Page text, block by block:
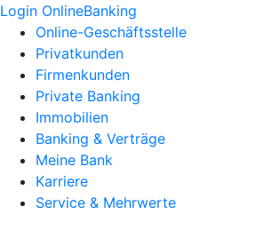
Login OnlineBanking
Online-Geschäftsstelle
Privatkunden
Firmenkunden
Private Banking
Immobilien
Banking & Verträge
Meine Bank
Karriere
Service & Mehrwerte